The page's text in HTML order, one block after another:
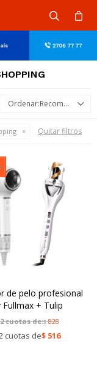
Recomendados
Quitar filtros
de pelo profesional
Fullmax + Tulip
cuotas de:$828
cuotas de$ 516